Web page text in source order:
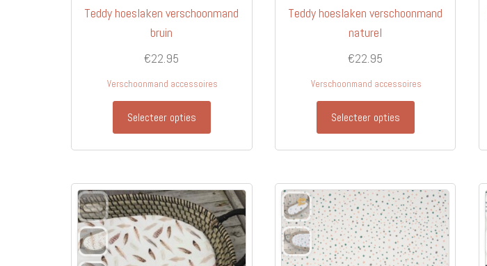
Teddy hoeslaken verschoonmand
bruin
€22.95
Verschoonmand accessoires
Selecteer opties
Teddy hoeslaken verschoonmand
naturel
€22.95
Verschoonmand accessoires
Selecteer opties